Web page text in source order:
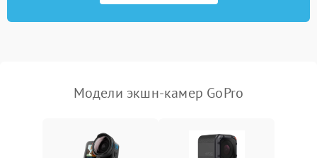
1000 ₽
Модели экшн-камер GoPro